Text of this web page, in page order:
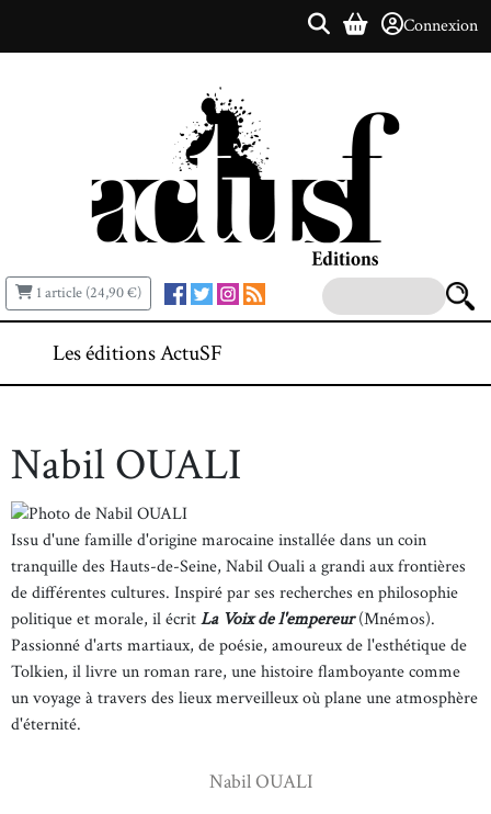
Connexion
1 article (24,90 €)
Les éditions ActuSF
Nabil OUALI
Issu d'une famille d'origine marocaine installée dans un coin
tranquille des Hauts-de-Seine, Nabil Ouali a grandi aux frontières
de différentes cultures. Inspiré par ses recherches en philosophie
politique et morale, il écritLa Voix de l'empereur(Mnémos).
Passionné d'arts martiaux, de poésie, amoureux de l'esthétique de
Tolkien, il livre un roman rare, une histoire flamboyante comme
un voyage à travers des lieux merveilleux où plane une atmosphère
d'éternité.
Nabil OUALI